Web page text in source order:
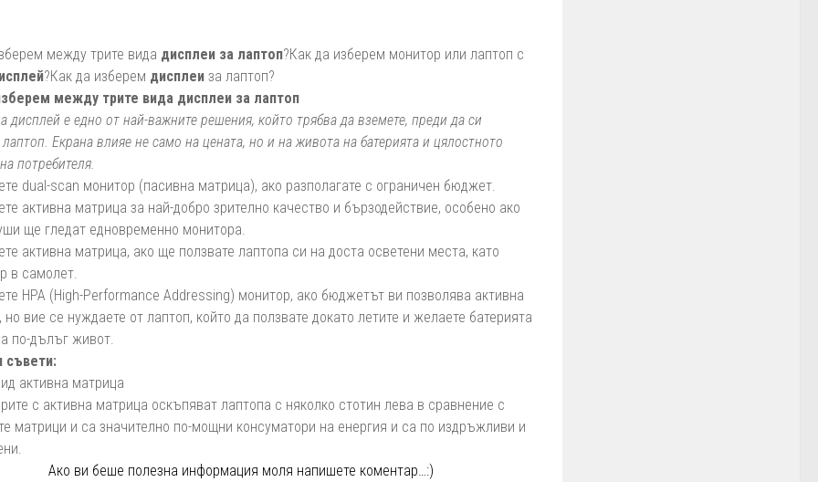
между трите вида дисплеи за лаптоп?Как да изберем монитор или лаптоп с
?Как да изберем дисплеи за лаптоп?
между трите вида дисплеи за лаптоп
дисплей е едно от най-важните решения, който трябва да вземете, преди да си
лаптоп. Екрана влияе не само на цената, но и на живота на батерията и цялостното
потребителя.
dual-scan монитор (пасивна матрица), ако разполагате с ограничен бюджет.
активна матрица за най-добро зрително качество и бързодействие, особено ако
ще гледат едновременно монитора.
активна матрица, ако ще ползвате лаптопа си на доста осветени места, като
в самолет.
HPA (High-Performance Addressing) монитор, ако бюджетът ви позволява активна
но вие се нуждаете от лаптоп, който да ползвате докато летите и желаете батерията
по-дълъг живот.
съвети:
активна матрица
с активна матрица оскъпяват лаптопа с няколко стотин лева в сравнение с
матрици и са значително по-мощни консуматори на енергия и са по издръжливи и
Ако ви беше полезна информация моля напишете коментар…:)